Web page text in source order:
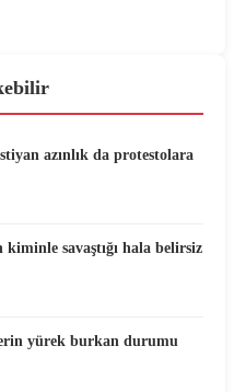
azınlık da protestolara
savaştığı hala belirsiz
yürek burkan durumu